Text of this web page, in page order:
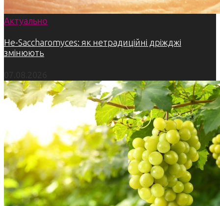
Актуально
Не-Saccharomyces: як нетрадиційні дріжджі
змінюють